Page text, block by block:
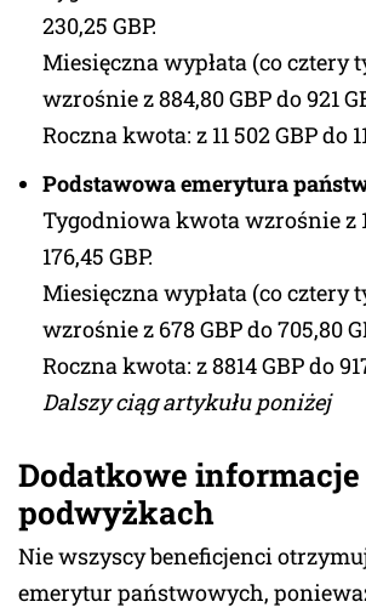
230,25 GBP.
Miesięczna wypłata (co cztery
wzrośnie z 884,80 GBP do 921
Roczna kwota: z 11 502 GBP do
Podstawowa emerytura
Tygodniowa kwota wzrośnie z
176,45 GBP.
Miesięczna wypłata (co cztery
wzrośnie z 678 GBP do 705,80
Roczna kwota: z 8814 GBP do
Dalszy ciąg artykułu poniżej
Dodatkowe informacje
podwyżkach
Nie wszyscy beneficjenci
emerytur państwowych,